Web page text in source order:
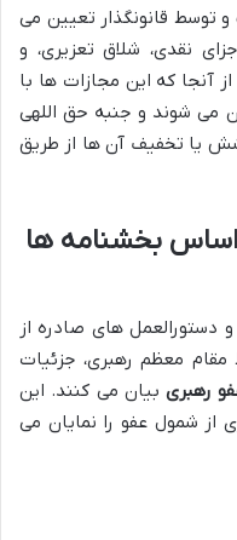
قانونگذار تعیین می
نقدی، شلاق تعزیری، و
آنجا که این مجازات ها با
می شوند و جنبه حق اللهی
یا تخفیف آن ها از طریق
بخشنامه ها
دستورالعمل های صادره از
معظم رهبری، جزئیات
رهبریبیان می کنند. این
از شمول عفو را نمایان می